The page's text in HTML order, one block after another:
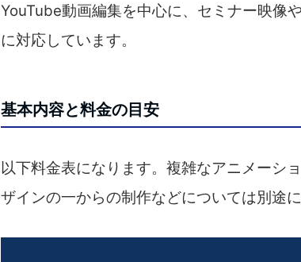
YouTube動画編集を中心に、セミナー映像
に対応しています。
基本内容と料金の目安
以下料金表になります。複雑なアニメーシ
ザインの一からの制作などについては別途に